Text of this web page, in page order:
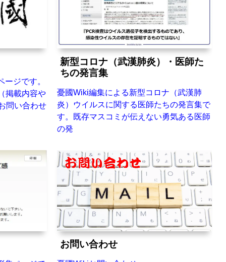
ジです。
掲載内容や
問い合わせ
新型コロナ（武漢肺炎）・医師た
ちの発言集
憂國Wiki編集による新型コロナ（武漢肺
炎）ウイルスに関する医師たちの発言集で
す。既存マスコミが伝えない勇気ある医師
の発
お問い合わせ